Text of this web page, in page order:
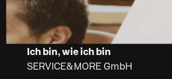
Ich bin, wie ich bin
SERVICE&MORE GmbH